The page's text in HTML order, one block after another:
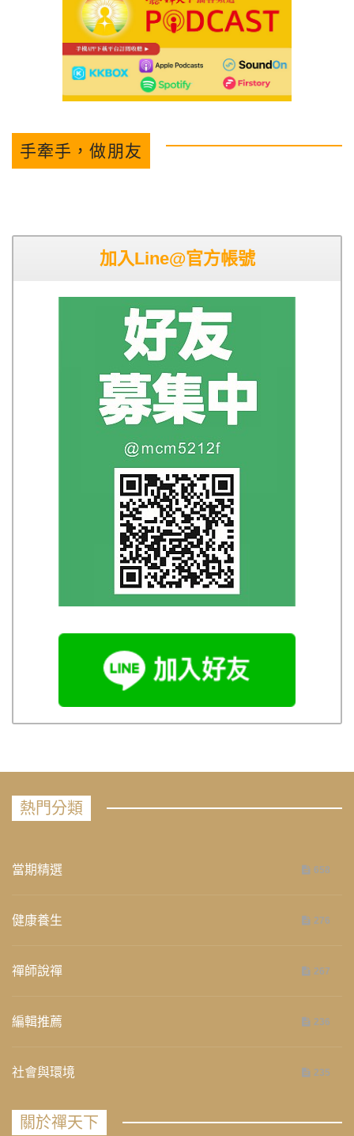
手牽手，做朋友
加入Line@官方帳號
熱門分類
當期精選 658
健康養生 276
禪師說禪 267
編輯推薦 236
社會與環境 235
關於禪天下